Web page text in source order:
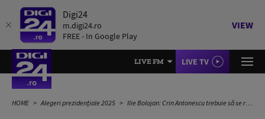
Digi24
m.digi24.ro
FREE - In Google Play
VIEW
LIVE FM LIVE TV
HOME Alegeri prezidențiale 2025 Ilie Bolojan: Crin Antonescu trebuie să se reconecteze cu electoratul şi să spună ce vrea să facă pentru România